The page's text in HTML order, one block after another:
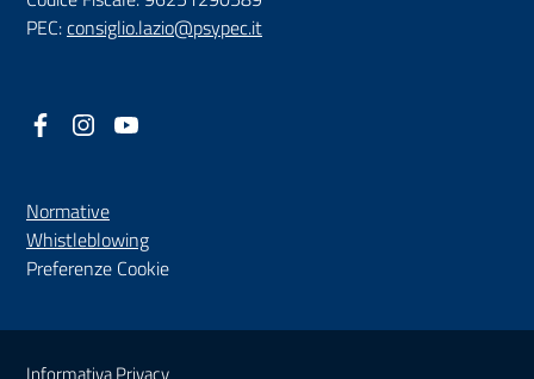
PEC:consiglio.lazio@psypec.it
Facebook
(nuova scheda - new tab)
Instagram
(nuova scheda - new tab)
Normative
Whistleblowing(nuova scheda - new tab)
Preferenze Cookie
Sezione Link Utili
Informativa Privacy